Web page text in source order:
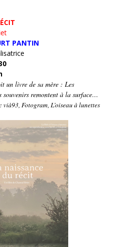
PANTIN
un livre de sa mère : Les
souvenirs remontent à la surface…
Fotogram, L’oiseau à lunettes